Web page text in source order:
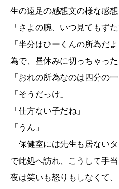
生の遠足の感想文の様な感想
「さよの腕、いつ見てもずた
「半分はひーくんの所為だ
為で、昼休みに切っちゃった
「おれの所為なのは四分の
「そうだっけ」
「仕方ない子だね」
「うん」
保健室には先生も居ない
で此処へ訪れ、こうして手
夜は笑いも怒りもしなくて